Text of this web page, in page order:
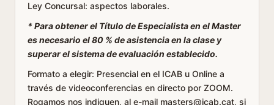
Ley Concursal: aspectos laborales.
* Para obtener el Título de Especialista en el Master
es necesario el 80 % de asistencia en la clase y
superar el sistema de evaluación establecido.
Formato a elegir: Presencial en el ICAB u Online a
través de videoconferencias en directo por ZOOM.
Rogamos nos indiquen, al e-mail masters@icab.cat, si